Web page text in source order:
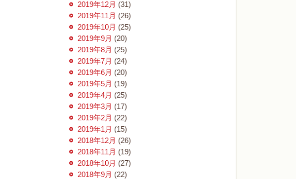
2019年12月 (31)
2019年11月 (26)
2019年10月 (25)
2019年9月 (20)
2019年8月 (25)
2019年7月 (24)
2019年6月 (20)
2019年5月 (19)
2019年4月 (25)
2019年3月 (17)
2019年2月 (22)
2019年1月 (15)
2018年12月 (26)
2018年11月 (19)
2018年10月 (27)
2018年9月 (22)